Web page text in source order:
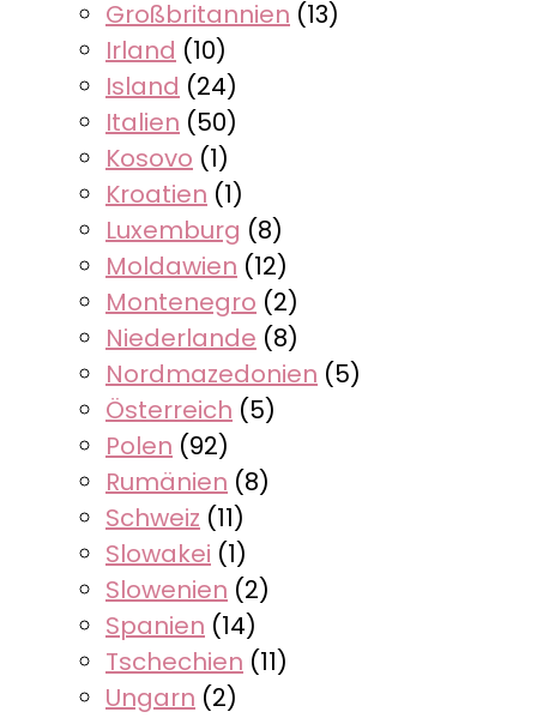
Großbritannien (13)
Irland (10)
Island (24)
Italien (50)
Kosovo (1)
Kroatien (1)
Luxemburg (8)
Moldawien (12)
Montenegro (2)
Niederlande (8)
Nordmazedonien (5)
Österreich (5)
Polen (92)
Rumänien (8)
Schweiz (11)
Slowakei (1)
Slowenien (2)
Spanien (14)
Tschechien (11)
Ungarn (2)